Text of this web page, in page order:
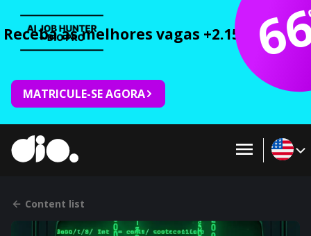
Receba as melhores vagas +2.150 cursos
MATRICULE-SE AGORA
Content list